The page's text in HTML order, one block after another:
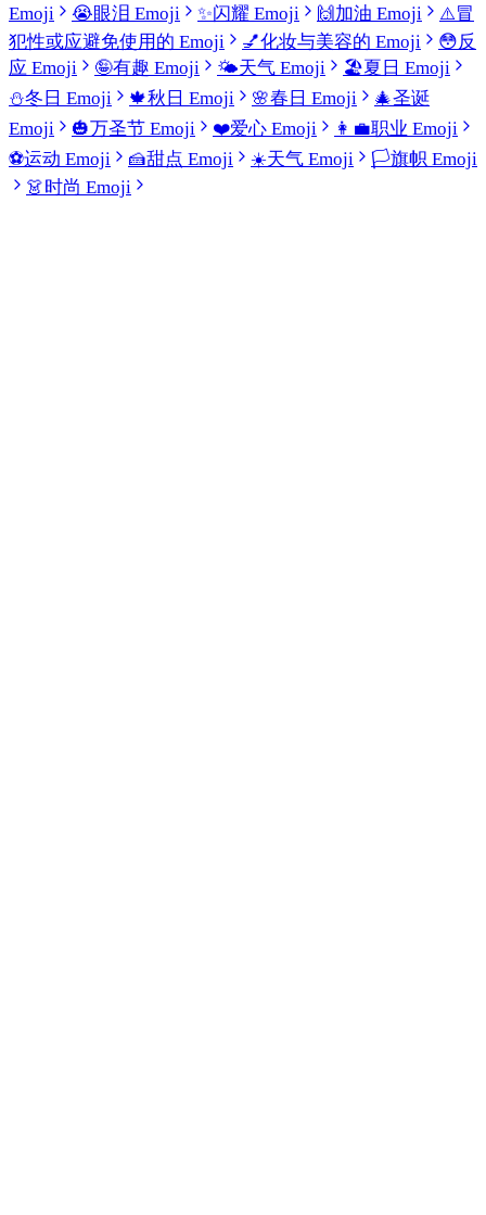
Emoji
😭眼泪 Emoji ✨闪耀 Emoji 🙌加油 Emoji ⚠️冒
犯性或应避免使用的 Emoji
💅化妆与美容的 Emoji 😳反
应 Emoji
🤪有趣 Emoji 🌤️天气 Emoji 🏖️夏日 Emoji
⛄冬日 Emoji 🍁秋日 Emoji 🌸春日 Emoji 🎄圣诞
Emoji
🎃万圣节 Emoji ❤️爱心 Emoji 👩‍💼职业 Emoji
⚽运动 Emoji 🍰甜点 Emoji ☀️天气 Emoji 🏳️旗帜 Emoji
👗时尚 Emoji